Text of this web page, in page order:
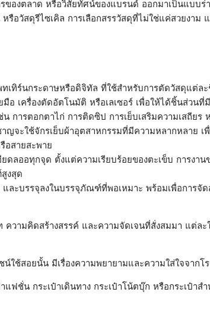
องตลาด หรือวิสัยทัศน์ของแบรนด์ ออกมาเป็นแบบ
อวัสดุรีไซเคิล การเลือกสรรวัสดุที่ไม่ใช่แค่สวยงาม
เทิร์นกระดาษหรือดิจิทัล ที่ใช้สำหรับการตัดวัสดุแต่ล
เครื่องตัดอัตโนมัติ หรือเลเซอร์ เพื่อให้ได้ชิ้นส่วน
การตอกตาไก่ การติดซิป การเย็บเสริมความเสถียร
จะใช้จักรเย็บผ้าอุตสาหกรรมที่มีความหลากหลาย
อสายสะพาย
ลออทุกจุด ตั้งแต่ความเรียบร้อยของตะเข็บ การง
งสุด
และบรรจุลงในบรรจุภัณฑ์ที่พอเหมาะ พร้อมเพื่อการจั
ามคิดสร้างสรรค์ และความจัดเจนที่สั่งสมมา แต่ล
ช้สอยนั้น มีเรื่องความพยายามและความใส่ใจจากโ
ชั่น กระเป๋าเดินทาง กระเป๋าโน้ตบุ๊ก หรือกระเป๋า